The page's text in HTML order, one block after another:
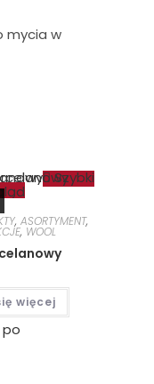
mycia w
Szybki
, ASORTYMENT,
, WOOL
więcej